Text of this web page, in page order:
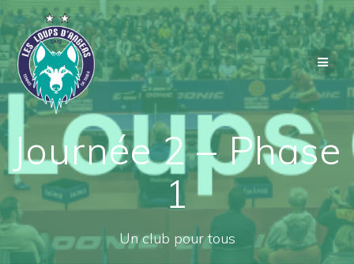
Passer
au
contenu
Journée 2 – Phase
1
Un club pour tous